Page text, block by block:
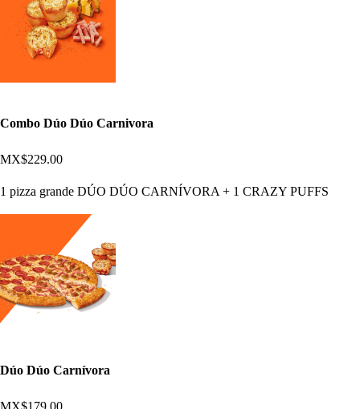
Combo Dúo Dúo Carnivora
MX$229.00
1 pizza grande DÚO DÚO CARNÍVORA + 1 CRAZY PUFFS
Dúo Dúo Carnívora